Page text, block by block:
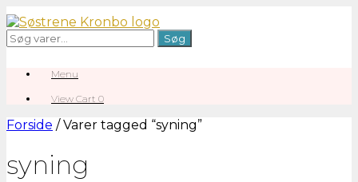
Gå
til
indhold
Søg
efter:
Søg
Menu
View
cart
View Cart 0
Forside / Varer tagged “syning”
syning